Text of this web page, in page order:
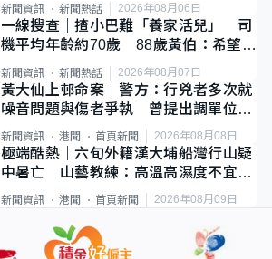
新聞資訊 新聞熱話 2026年08月06日
一線搜查｜揸小巴難「養家活兒」 司
機平均年齡約70歲 88歲黃伯：希望一
直揸落去
新聞資訊 新聞熱話 2026年08月07日
黃大仙上邨命案｜警方：行兇者多次就
噪音問題與傷者爭執 曾提出調單位已
獲批
新聞資訊 港聞 首頁新聞 2026年08月08日
極端酷熱｜六旬外籍漢大埔船灣行山疑
中暑亡 山藝教練：高溫高濕度不宜遠
足
新聞資訊 港聞 首頁新聞 2026年08月09日